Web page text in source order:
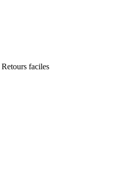
Retours faciles